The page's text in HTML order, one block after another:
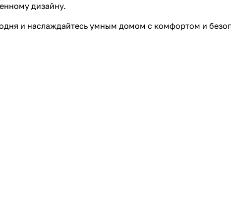
дизайну.
и наслаждайтесь умным домом с комфортом и